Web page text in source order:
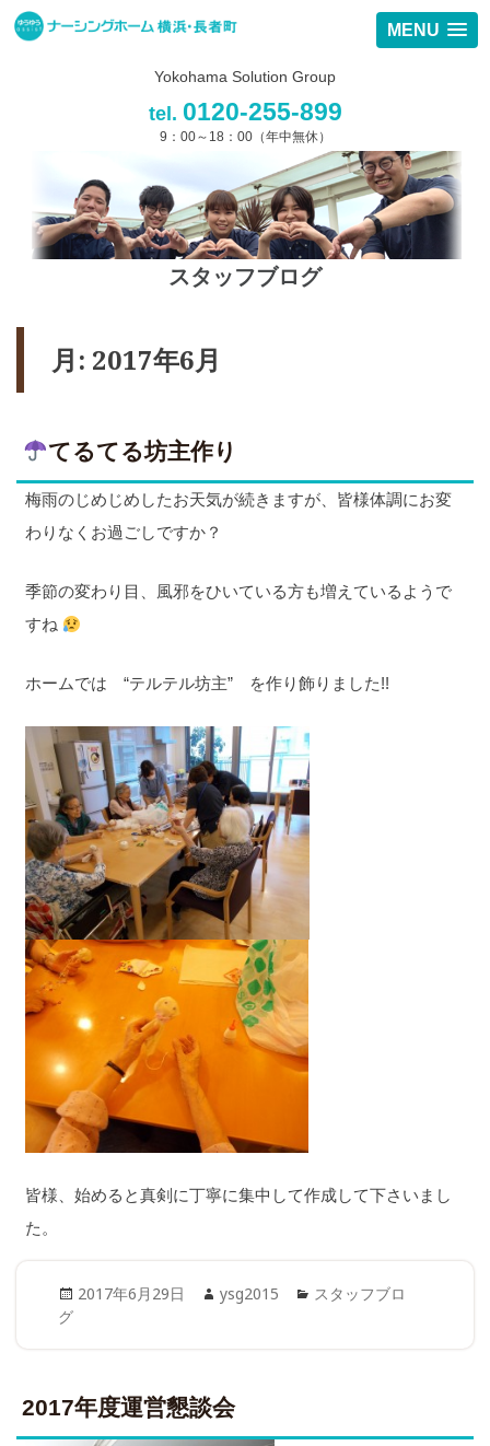
MENU
Yokohama Solution Group
tel. 0120-255-899
9：00～18：00（年中無休）
スタッフブログ
月: 2017年6月
てるてる坊主作り
梅雨のじめじめしたお天気が続きますが、皆様体調にお変
わりなくお過ごしですか？
季節の変わり目、風邪をひいている方も増えているようで
すね
ホームでは “テルテル坊主” を作り飾りました!!
皆様、始めると真剣に丁寧に集中して作成して下さいまし
た。
Posted
2017年6月29日 Author
ysg2015 Categories
スタッフブロ
グ
2017年度運営懇談会